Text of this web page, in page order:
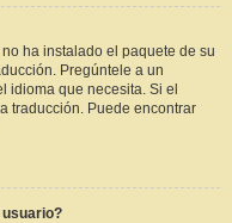
ha instalado el paquete de su
Pregúntele a un
idioma que necesita. Si el
traducción. Puede encontrar
usuario?